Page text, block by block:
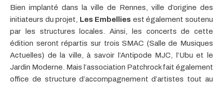
Bien implanté dans la ville de Rennes, ville d’origine des
initiateurs du projet, Les Embellies est également soutenu
par les structures locales. Ainsi, les concerts de cette
édition seront répartis sur trois SMAC (Salle de Musiques
Actuelles) de la ville, à savoir l’Antipode MJC, l’Ubu et le
Jardin Moderne. Mais l’association Patchrock fait également
office de structure d’accompagnement d’artistes tout au